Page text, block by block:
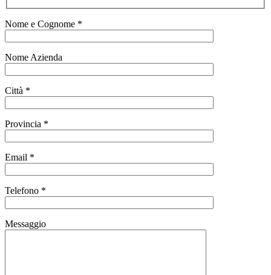
Nome e Cognome *
Nome Azienda
Città *
Provincia *
Email *
Telefono *
Messaggio